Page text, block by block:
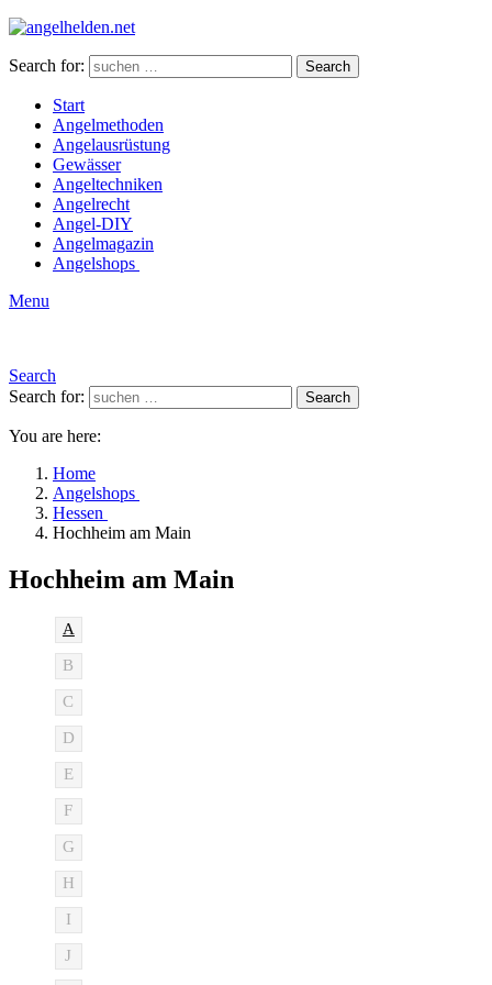
Search for: Search
Start
Angelmethoden
Angelausrüstung
Gewässer
Angeltechniken
Angelrecht
Angel-DIY
Angelmagazin
Angelshops
Menu
Search
Search for:
Search
You are here:
Home
Angelshops
Hessen
Hochheim am Main
Hochheim am Main
A
B
C
D
E
F
G
H
I
J